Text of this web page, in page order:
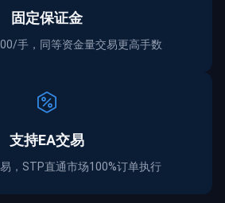
固定保证金
手，同等资金量交易更高手数
支持EA交易
，STP直通市场100%订单执行